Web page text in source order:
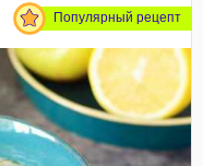
Популярный рецепт